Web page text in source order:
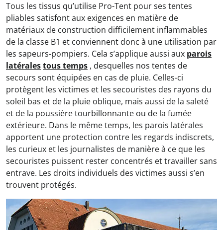
Tous les tissus qu’utilise Pro-Tent pour ses tentes
pliables satisfont aux exigences en matière de
matériaux de construction difficilement inflammables
de la classe B1 et conviennent donc à une utilisation par
les sapeurs-pompiers. Cela s’applique aussi aux parois
latéralestous temps , desquelles nos tentes de
secours sont équipées en cas de pluie. Celles-ci
protègent les victimes et les secouristes des rayons du
soleil bas et de la pluie oblique, mais aussi de la saleté
et de la poussière tourbillonnante ou de la fumée
extérieure. Dans le même temps, les parois latérales
apportent une protection contre les regards indiscrets,
les curieux et les journalistes de manière à ce que les
secouristes puissent rester concentrés et travailler sans
entrave. Les droits individuels des victimes aussi s’en
trouvent protégés.